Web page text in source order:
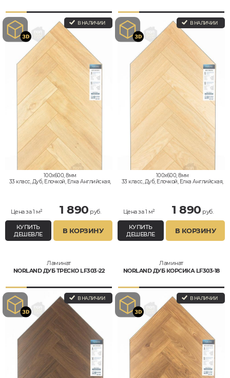
В НАЛИЧИИ
100x600, 8мм
33 класс, Дуб, Елочкой, Елка Английская,
Цена за 1 м² 1 890 руб.
КУПИТЬ
ДЕШЕВЛЕ
В КОРЗИНУ
В НАЛИЧИИ
100x600, 8мм
33 класс, Дуб, Елочкой, Елка Английская,
Цена за 1 м² 1 890 руб.
КУПИТЬ
ДЕШЕВЛЕ
В КОРЗИНУ
Ламинат
NORLAND ДУБ ТРЕСКО LF303-22
В НАЛИЧИИ
Ламинат
NORLAND ДУБ КОРСИКА LF303-18
В НАЛИЧИИ